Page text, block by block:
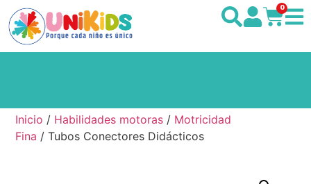
0
Inicio / Habilidades motoras / Motricidad
Fina / Tubos Conectores Didácticos